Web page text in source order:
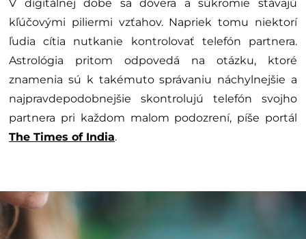
V digitálnej dobe sa dôvera a súkromie stávajú
kľúčovými piliermi vzťahov. Napriek tomu niektorí
ľudia cítia nutkanie kontrolovať telefón partnera.
Astrológia pritom odpovedá na otázku, ktoré
znamenia sú k takémuto správaniu náchylnejšie a
najpravdepodobnejšie skontrolujú telefón svojho
partnera pri každom malom podozrení, píše portál
The Times of India.